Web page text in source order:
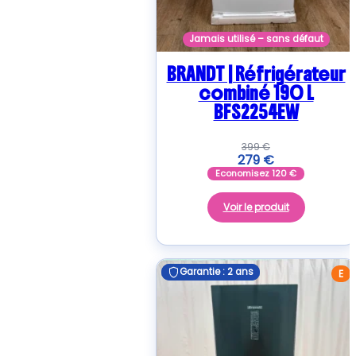
Jamais utilisé – sans défaut
BRANDT | Réfrigérateur
combiné 190 L
BFS2254EW
399€
279 €
Economisez120€
Voir le produit
E
Garantie : 2 ans
Garantie : 2 ans